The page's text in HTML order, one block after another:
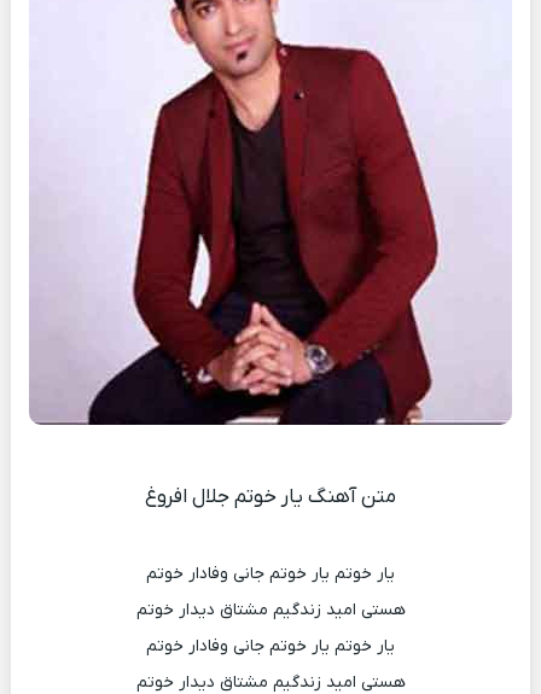
متن آهنگ یار خوتم جلال افروغ
یار خوتم یار خوتم جانی وفادار خوتم
هستی امید زندگیم مشتاق دیدار خوتم
یار خوتم یار خوتم جانی وفادار خوتم
هستی امید زندگیم مشتاق دیدار خوتم